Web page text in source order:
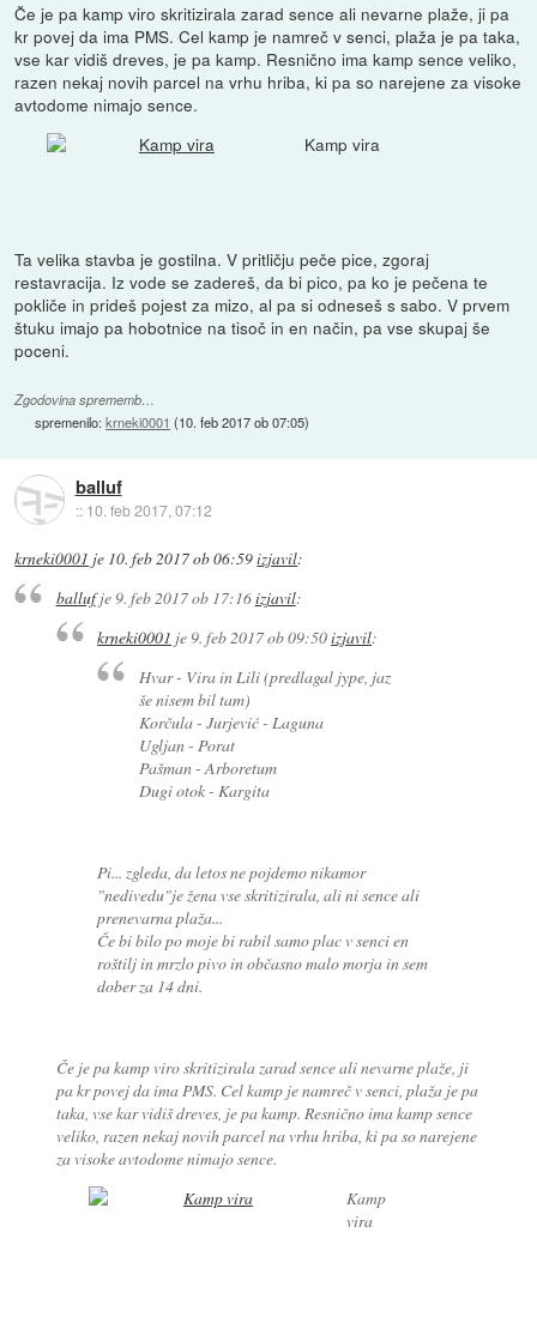
Če je pa kamp viro skritizirala zarad sence ali nevarne plaže, ji pa
kr povej da ima PMS. Cel kamp je namreč v senci, plaža je pa taka,
vse kar vidiš dreves, je pa kamp. Resnično ima kamp sence veliko,
razen nekaj novih parcel na vrhu hriba, ki pa so narejene za visoke
avtodome nimajo sence.
Kamp vira
Ta velika stavba je gostilna. V pritličju peče pice, zgoraj
restavracija. Iz vode se zadereš, da bi pico, pa ko je pečena te
pokliče in prideš pojest za mizo, al pa si odneseš s sabo. V prvem
štuku imajo pa hobotnice na tisoč in en način, pa vse skupaj še
poceni.
Zgodovina sprememb…
spremenilo:krneki0001 (10. feb 2017 ob 07:05)
balluf
:: 10. feb 2017, 07:12
krneki0001 je 10. feb 2017 ob 06:59izjavil:
ballufje9. feb 2017 ob 17:16izjavil:
krneki0001 je9. feb 2017 ob 09:50izjavil:
Hvar - Vira in Lili (predlagal jype, jaz
še nisem bil tam)
Korčula - Jurjević - Laguna
Ugljan - Porat
Pašman - Arboretum
Dugi otok - Kargita
Pi... zgleda, da letos ne pojdemo nikamor
"nedivedu"je žena vse skritizirala, ali ni sence ali
prenevarna plaža...
Če bi bilo po moje bi rabil samo plac v senci en
roštilj in mrzlo pivo in občasno malo morja in sem
dober za 14 dni.
Če je pa kamp viro skritizirala zarad sence ali nevarne plaže, ji
pa kr povej da ima PMS. Cel kamp je namreč v senci, plaža je pa
taka, vse kar vidiš dreves, je pa kamp. Resnično ima kamp sence
veliko, razen nekaj novih parcel na vrhu hriba, ki pa so narejene
za visoke avtodome nimajo sence.
Kamp
vira